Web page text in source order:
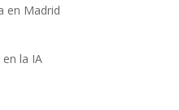
en Madrid
la IA